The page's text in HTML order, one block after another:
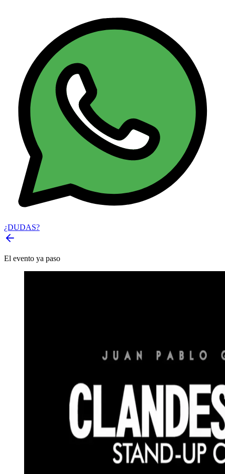
¿DUDAS?
El evento ya paso